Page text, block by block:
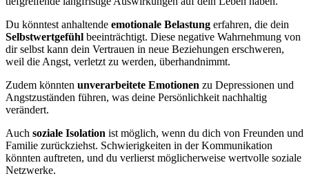
Du könntest anhaltende emotionale Belastung erfahren, die dein
Selbstwertgefühl beeinträchtigt. Diese negative Wahrnehmung von
dir selbst kann dein Vertrauen in neue Beziehungen erschweren,
weil die Angst, verletzt zu werden, überhandnimmt.
Zudem könnten unverarbeitete Emotionen zu Depressionen und
Angstzuständen führen, was deine Persönlichkeit nachhaltig
verändert.
Auch soziale Isolation ist möglich, wenn du dich von Freunden und
Familie zurückziehst. Schwierigkeiten in der Kommunikation
könnten auftreten, und du verlierst möglicherweise wertvolle soziale
Netzwerke.